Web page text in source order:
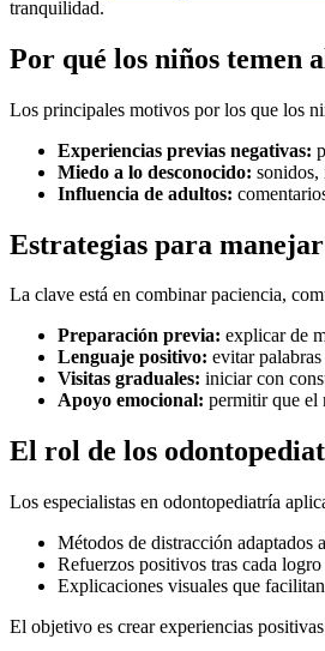
tranquilidad.
Por qué los niños temen
Los principales motivos por los que los
Experiencias previas negativas:
Miedo a lo desconocido: sonidos,
Influencia de adultos:
Estrategias para
La clave está en combinar paciencia,
Preparación previa: explicar de
Lenguaje positivo: evitar
Visitas graduales: iniciar con
Apoyo emocional: permitir que el
El rol de los
Los especialistas en odontopediatría
Métodos de distracción adaptados
Refuerzos positivos tras cada
Explicaciones visuales que
El objetivo es crear experiencias